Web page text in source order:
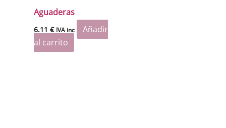
Aguaderas
6.11€ IVA inc
Añadir
al carrito